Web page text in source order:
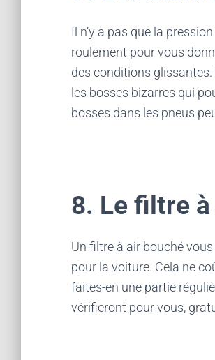
Il n’y a pas que la
roulement pour vous
des conditions glissantes.
les bosses bizarres qui
bosses dans les pneus
8. Le filtre
Un filtre à air bouché
pour la voiture. Cela ne
faites-en une partie
vérifieront pour vous,